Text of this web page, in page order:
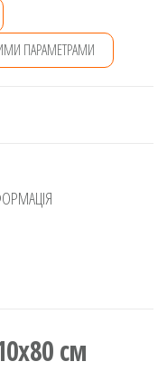
ПАРАМЕТРАМИ
см